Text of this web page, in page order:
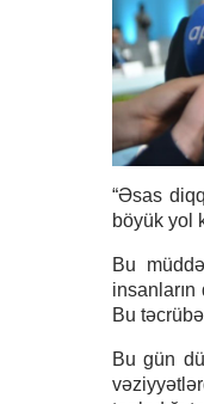
“Əsas
böyük yol
Bu
Bu
Bu gün